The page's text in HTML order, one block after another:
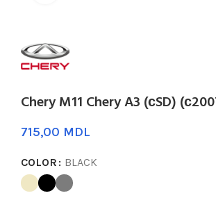
Chery M11 Chery A3 (сSD)
MDL
COLOR BLACK